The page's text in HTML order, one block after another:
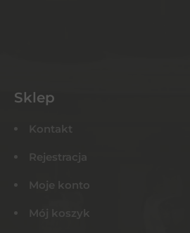
Sklep
Kontakt
Rejestracja
Moje konto
Mój koszyk